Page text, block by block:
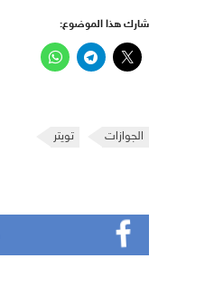
شارك هذا الموضوع:
الجوازات تويتر